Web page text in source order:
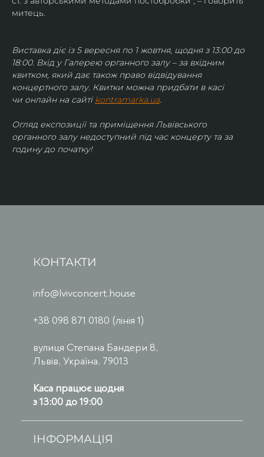
митець.
Виставка діє із 5 вересня по 1 жовтня, щодня з 13:00 до
18:00. Вхід у Галерею органного залу – за вхідним
квитком, який дає також право відвідування
концертного залу. Квитки можна придбати в касі
чи онлайн на сайті kontramarka.ua.
Огляд експозиції та приміщення Львівського
органного залу недоступний під час концерту та за
годину до початку!
КОНТАКТИ
info@lvivconcert.house
+38 098 871 0180 (лінія 1)
вулиця Степана Бандери 8,
Львів, Україна, 79013
Каса працює щодня
з 13:00 до 19:00
ІНФОРМАЦІЯ